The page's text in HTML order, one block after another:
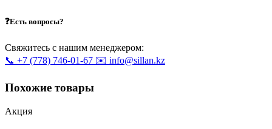
❓Есть вопросы?
Свяжитесь с нашим менеджером:
📞 +7 (778) 746-01-67 ✉️ info@sillan.kz
Похожие товары
Акция